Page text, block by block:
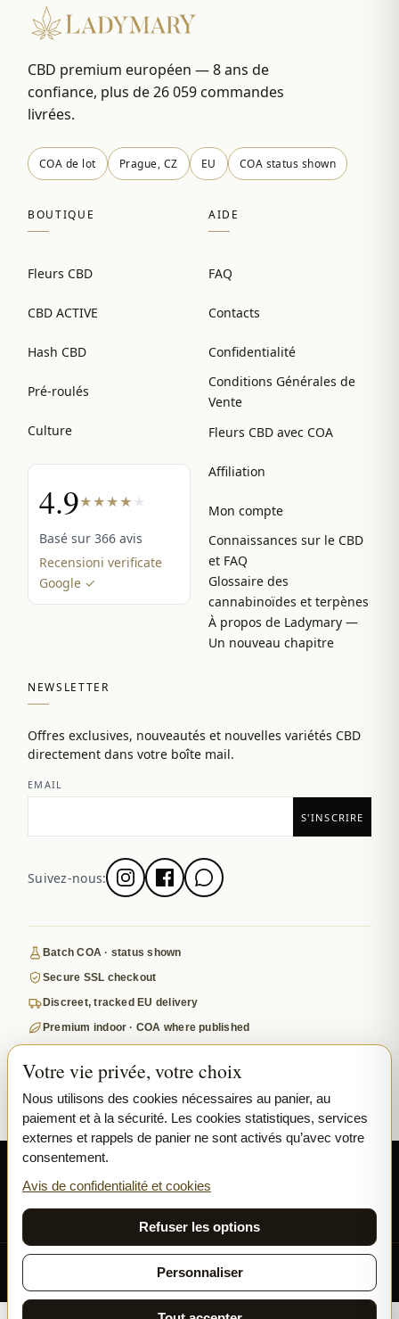
CBD premium européen — 8 ans de
confiance, plus de 26 059 commandes
livrées.
COA de lot Prague, CZ EU COA status shown
BOUTIQUE
Fleurs CBD
CBD ACTIVE
Hash CBD
Pré-roulés
Culture
4.9★★★★ ★
Basé sur 366 avis
Recensioni verificate
Google ✓
AIDE
FAQ
Contacts
Confidentialité
Conditions Générales de
Vente
Fleurs CBD avec COA
Affiliation
Mon compte
Connaissances sur le CBD
et FAQ
Glossaire des
cannabinoïdes et terpènes
À propos de Ladymary —
Un nouveau chapitre
NEWSLETTER
Offres exclusives, nouveautés et nouvelles variétés CBD
directement dans votre boîte mail.
EMAIL
Suivez-nous:
Batch COA · status shown
Secure SSL checkout
Discreet, tracked EU delivery
Premium indoor · COA where published
SECURE PAYMENTS VISA MASTERCARD
₿ BITCOIN SEPA PPL
© 2026 Ladymary ·
Czech Republic · IČO 04375092 · DIČ CZ04375092
ConfidentialitéConditions généralesCookies
Toutes nos fleurs et résines sont cultivées exclusivement en
Votre vie privée, votre choix
Nous utilisons des cookies nécessaires au panier, au
paiement et à la sécurité. Les cookies statistiques, services
externes et rappels de panier ne sont activés qu’avec votre
consentement.
Avis de confidentialité et cookies
Refuser les options
Personnaliser